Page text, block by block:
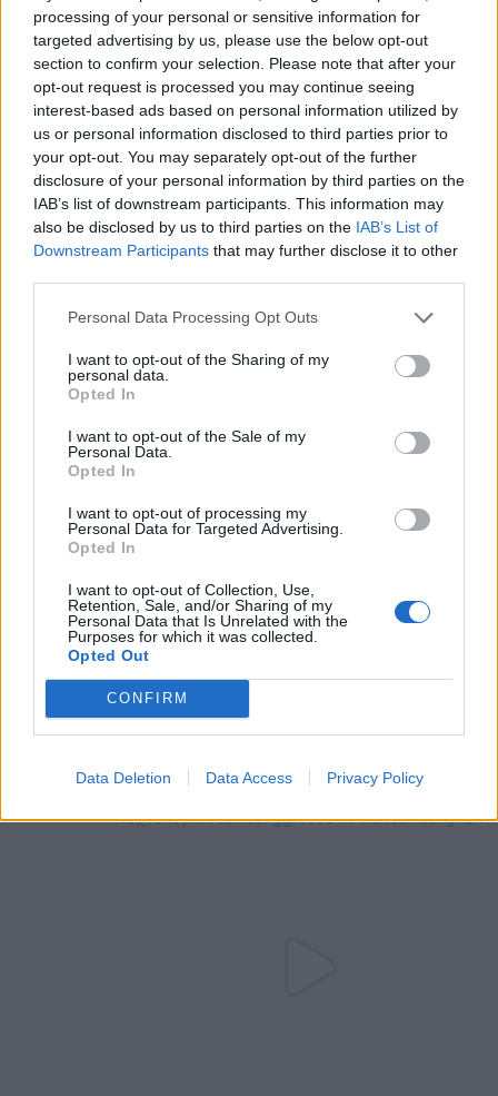
processing of your personal or sensitive information for
targeted advertising by us, please use the below opt-out
section to confirm your selection. Please note that after your
opt-out request is processed you may continue seeing
interest-based ads based on personal information utilized by
us or personal information disclosed to third parties prior to
your opt-out. You may separately opt-out of the further
disclosure of your personal information by third parties on the
IAB’s list of downstream participants. This information may
also be disclosed by us to third parties on the IAB’s List of
Downstream Participants that may further disclose it to other
Personal Data Processing Opt Outs
I want to opt-out of the Sharing of my
personal data.
Opted In
I want to opt-out of the Sale of my
Personal Data.
Opted In
I want to opt-out of processing my
Personal Data for Targeted Advertising.
Opted In
I want to opt-out of Collection, Use,
Retention, Sale, and/or Sharing of my
Personal Data that Is Unrelated with the
Purposes for which it was collected.
Opted Out
CONFIRM
Data Deletion Data Access Privacy Policy
@COOLH